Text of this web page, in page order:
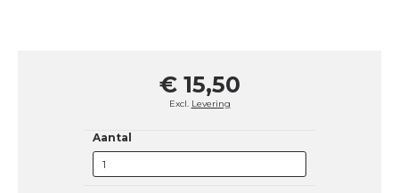
€ 15,50
Excl. Levering
Aantal